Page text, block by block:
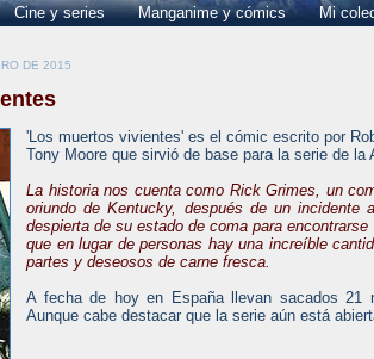
Cine y series Manganime y cómics Mi
DE 2015
'Los muertos vivientes' es el cómic escrito por
Tony Moore que sirvió de base para la serie de la
La historia nos cuenta como Rick Grimes, un
oriundo de Kentucky, después de un incidente
despierta de su estado de coma para
que en lugar de personas hay una increíble
partes y deseosos de carne fresca.
A fecha de hoy en España llevan sacados 21
Aunque cabe destacar que la serie aún está